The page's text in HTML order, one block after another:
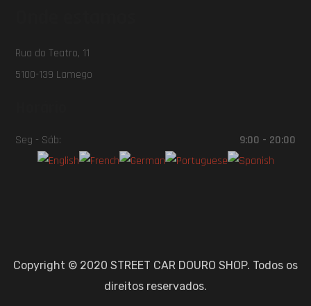
Rua do Teatro, 11
5100-139 Lamego
Seg - Sáb: 9:00 - 20:00
Copyright © 2020 STREET CAR DOURO SHOP. Todos os
direitos reservados.